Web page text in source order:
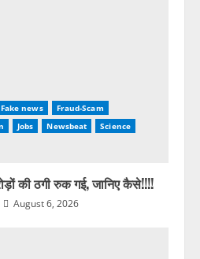
Fake news
Fraud-Scam
Jobs Newsbeat
Science
की ठगी रुक गई, जानिए कैसे!!!!
August 6, 2026